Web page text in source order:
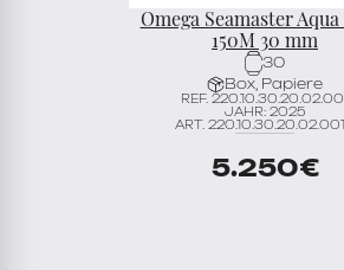
Omega Seamaster
150M 30 mm
30
Box, Papiere
REF. 220.10.30.20.02.001
JAHR: 2025
ART.
5.250€